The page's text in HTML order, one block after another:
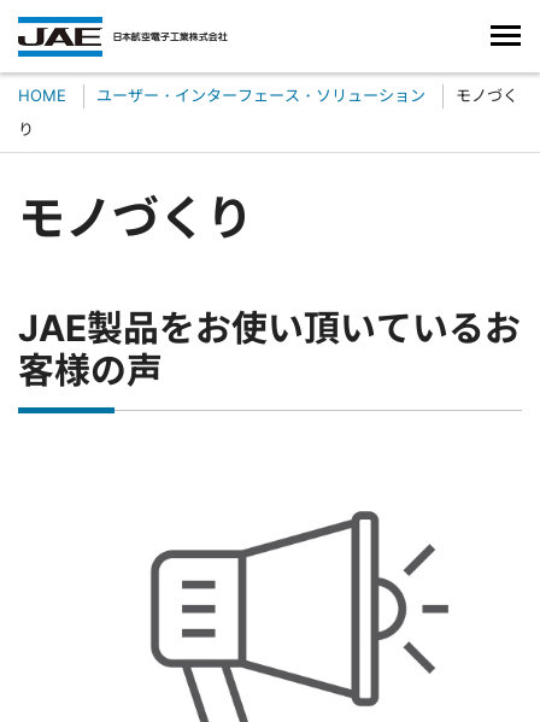
HOME ユーザー・インターフェース・ソリューション
モノづく
り
モノづくり
JAE製品をお使い頂いているお
客様の声